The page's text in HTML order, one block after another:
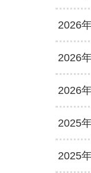
2026
2026
2026
2025
2025